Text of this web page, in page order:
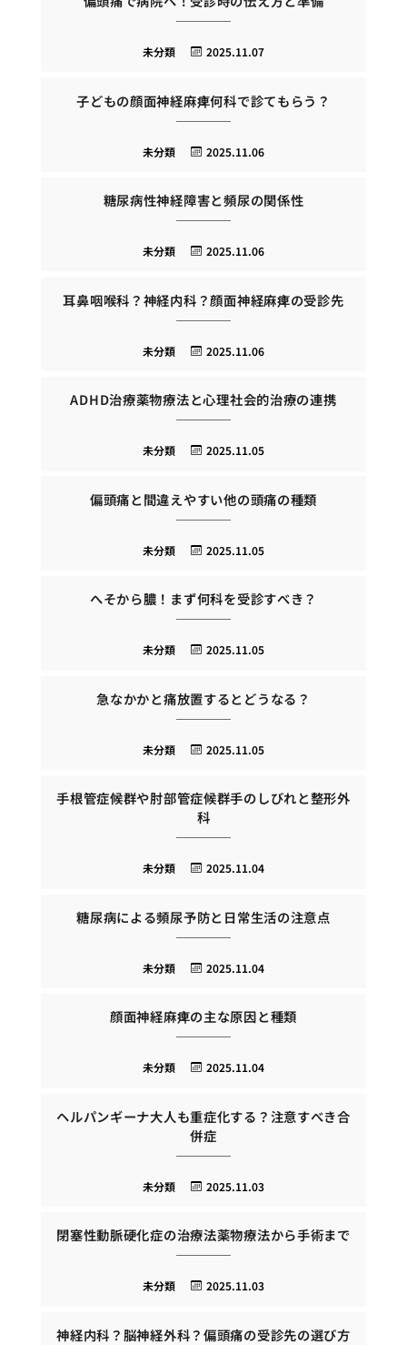
2025.11.07
未分類
子どもの顔面神経麻痺何科で診てもらう？
2025.11.06
未分類
糖尿病性神経障害と頻尿の関係性
2025.11.06
未分類
耳鼻咽喉科？神経内科？顔面神経麻痺の受診先
2025.11.06
未分類
ADHD治療薬物療法と心理社会的治療の連携
2025.11.05
未分類
偏頭痛と間違えやすい他の頭痛の種類
2025.11.05
未分類
へそから膿！まず何科を受診すべき？
2025.11.05
未分類
急なかかと痛放置するとどうなる？
2025.11.05
未分類
手根管症候群や肘部管症候群手のしびれと整形外
科
2025.11.04
未分類
糖尿病による頻尿予防と日常生活の注意点
2025.11.04
未分類
顔面神経麻痺の主な原因と種類
2025.11.04
未分類
ヘルパンギーナ大人も重症化する？注意すべき合
併症
2025.11.03
未分類
閉塞性動脈硬化症の治療法薬物療法から手術まで
2025.11.03
未分類
神経内科？脳神経外科？偏頭痛の受診先の選び方